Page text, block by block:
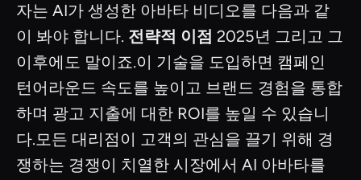
자는 AI가 생성한 아바타 비디오를 다음과 같
이 봐야 합니다. 전략적 이점 2025년 그리고 그
이후에도 말이죠.이 기술을 도입하면 캠페인
턴어라운드 속도를 높이고 브랜드 경험을 통합
하며 광고 지출에 대한 ROI를 높일 수 있습니
다.모든 대리점이 고객의 관심을 끌기 위해 경
쟁하는 경쟁이 치열한 시장에서 AI 아바타를